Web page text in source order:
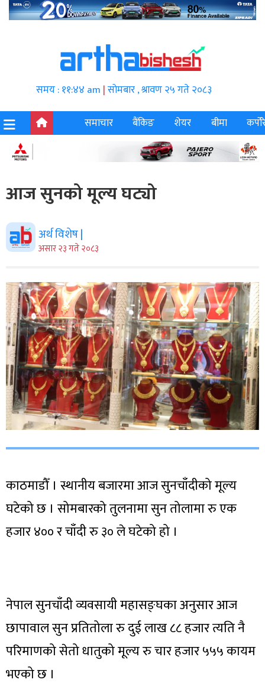
समय : ११:४४ am |सोमबार , श्रावण २५ गते २०८३
समाचार
बैंकिङ शेयर बीमा
आज सुनको मूल्य घट्यो
अर्थ विशेष |
असार २३ गते २०८३
काठमाडौँ । स्थानीय बजारमा आज सुनचाँदीको मूल्य
घटेको छ । सोमबारको तुलनामा सुन तोलामा रु एक
हजार ४०० र चाँदी रु ३० ले घटेको हो ।
नेपाल सुनचाँदी व्यवसायी महासङ्घका अनुसार आज
छापावाल सुन प्रतितोला रु दुई लाख ८८ हजार त्यति नै
परिमाणको सेतो धातुको मूल्य रु चार हजार ५५५ कायम
भएको छ ।